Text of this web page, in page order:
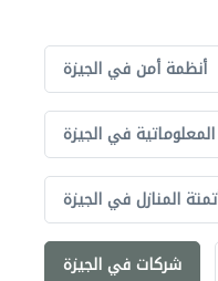
أنظمة أمن في الجيزة
في الجيزة
المنازل في الجيزة
شركات في الجيزة